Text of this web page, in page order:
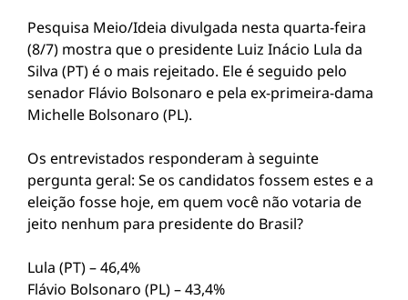
Pesquisa Meio/Ideia divulgada nesta quarta-feira
(8/7) mostra que o presidente Luiz Inácio Lula da
Silva (PT) é o mais rejeitado. Ele é seguido pelo
senador Flávio Bolsonaro e pela ex-primeira-dama
Michelle Bolsonaro (PL).
Os entrevistados responderam à seguinte
pergunta geral: Se os candidatos fossem estes e a
eleição fosse hoje, em quem você não votaria de
jeito nenhum para presidente do Brasil?
Lula (PT) – 46,4%
Flávio Bolsonaro (PL) – 43,4%